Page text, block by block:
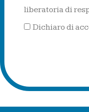
liberatoria di
Dichiaro di